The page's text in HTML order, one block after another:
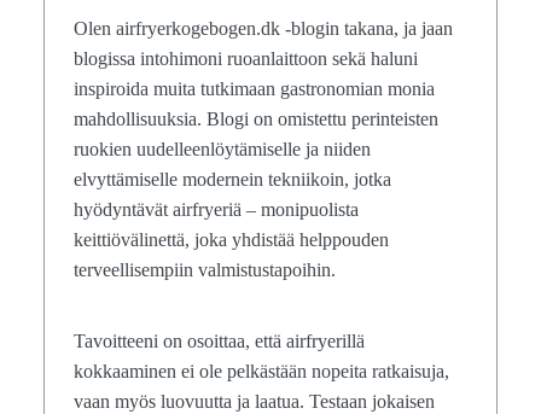
Olen airfryerkogebogen.dk-blogin takana, ja jaan
blogissa intohimoni ruoanlaittoon sekä haluni
inspiroida muita tutkimaan gastronomian monia
mahdollisuuksia. Blogi on omistettu perinteisten
ruokien uudelleenlöytämiselle ja niiden
elvyttämiselle modernein tekniikoin, jotka
hyödyntävät airfryeriä – monipuolista
keittiövälinettä, joka yhdistää helppouden
terveellisempiin valmistustapoihin.
Tavoitteeni on osoittaa, että airfryerillä
kokkaaminen ei ole pelkästään nopeita ratkaisuja,
vaan myös luovuutta ja laatua. Testaan jokaisen